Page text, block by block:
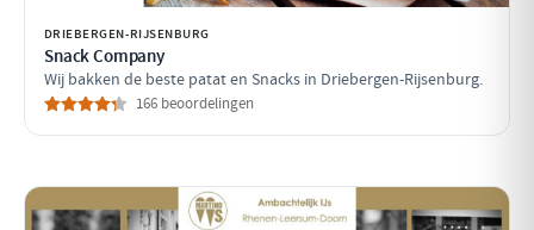
DRIEBERGEN-RIJSENBURG
Snack Company
Wij bakken de beste patat en Snacks in Driebergen-Rijsenburg.
166 beoordelingen